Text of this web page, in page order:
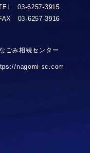
03-6257-3915
03-6257-3916
なごみ相続センター
nagomi-sc.com